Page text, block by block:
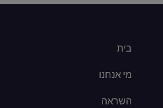
בית
מי אנחנו
השראה